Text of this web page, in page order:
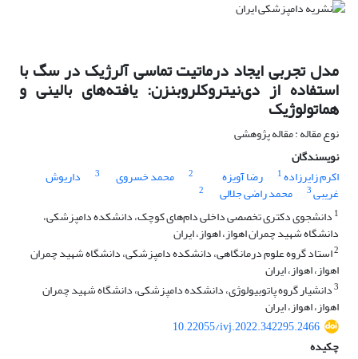
مدل تجربی ایجاد درماتیت تماسی آلرژیک در سگ با
استفاده از دی‌نیتروکلروبنزن: یافته‌های بالینی و
هماتولوژیک
نوع مقاله : مقاله پژوهشی
نویسندگان
اکرم زایرزاده1 رضا آویزه 2 محمد خسروی 3 داریوش
غریبی3 محمد راضی جلالی
2
1 دانشجوی دکتری تخصصی داخلی دام‌های کوچک، دانشکده دامپزشکی،
دانشگاه شهید چمران اهواز، اهواز، ایران
2استاد گروه علوم درمانگاهی، دانشکده دامپزشکی، دانشگاه شهید چمران
اهواز، اهواز، ایران
3دانشیار گروه پاتوبیولوژی، دانشکده دامپزشکی، دانشگاه شهید چمران
اهواز، اهواز، ایران
10.22055/ivj.2022.342295.2466
چکیده